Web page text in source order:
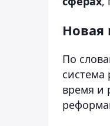
Новая
По
система
время и